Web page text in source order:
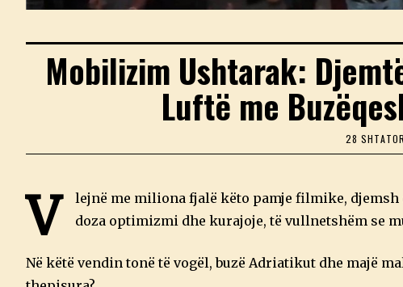
Mobilizim Ushtarak:
Luftë me
28
V
lejnë me miliona fjalë këto pamje filmike, djemsh
doza optimizmi dhe kurajoje, të vullnetshëm se
Në këtë vendin tonë të vogël, buzë Adriatikut dhe majë